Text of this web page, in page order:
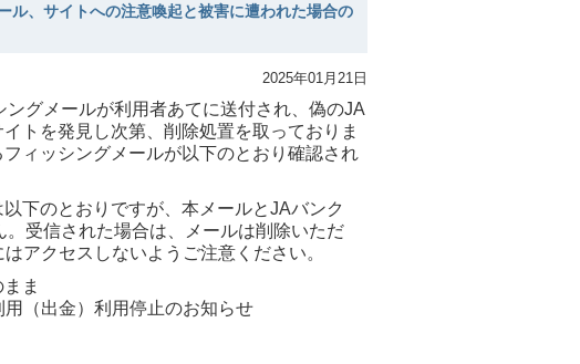
、サイトへの注意喚起と被害に遭われた場合の
2025年01月21日
グメールが利用者あてに送付され、偽のJA
トを発見し次第、削除処置を取っておりま
ィッシングメールが以下のとおり確認され
下のとおりですが、本メールとJAバンク
。受信された場合は、メールは削除いただ
アクセスしないようご注意ください。
ま
（出金）利用停止のお知らせ